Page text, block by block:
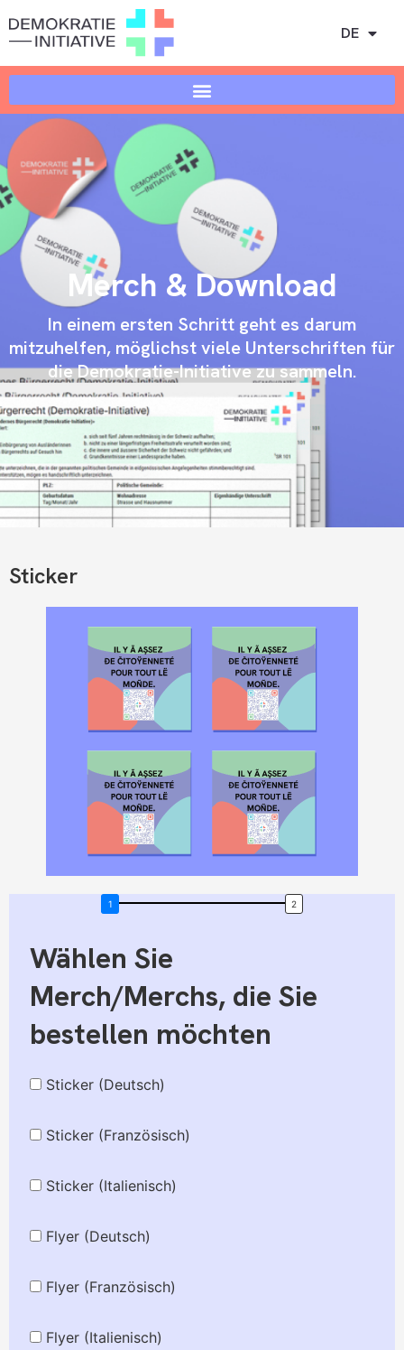
DE
Merch & Download
In einem ersten Schritt geht es darum
mitzuhelfen, möglichst viele Unterschriften für
die Demokratie-Initiative zu sammeln.
Sticker
Wählen Sie
Merch/Merchs, die Sie
bestellen möchten
Sticker (Deutsch)
Sticker (Französisch)
Sticker (Italienisch)
Flyer (Deutsch)
Flyer (Französisch)
Flyer (Italienisch)